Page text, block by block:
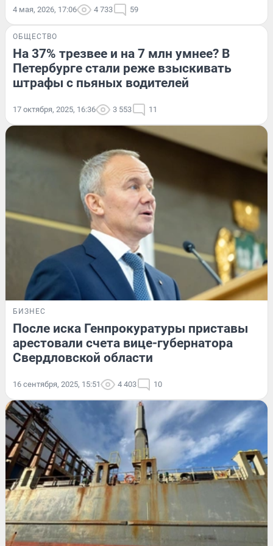
4 мая, 2026, 17:06 4 733 59
ОБЩЕСТВО
На 37% трезвее и на 7 млн умнее? В
Петербурге стали реже взыскивать
штрафы с пьяных водителей
17 октября, 2025, 16:36 3 553 11
БИЗНЕС
После иска Генпрокуратуры приставы
арестовали счета вице-губернатора
Свердловской области
16 сентября, 2025, 15:51 4 403 10